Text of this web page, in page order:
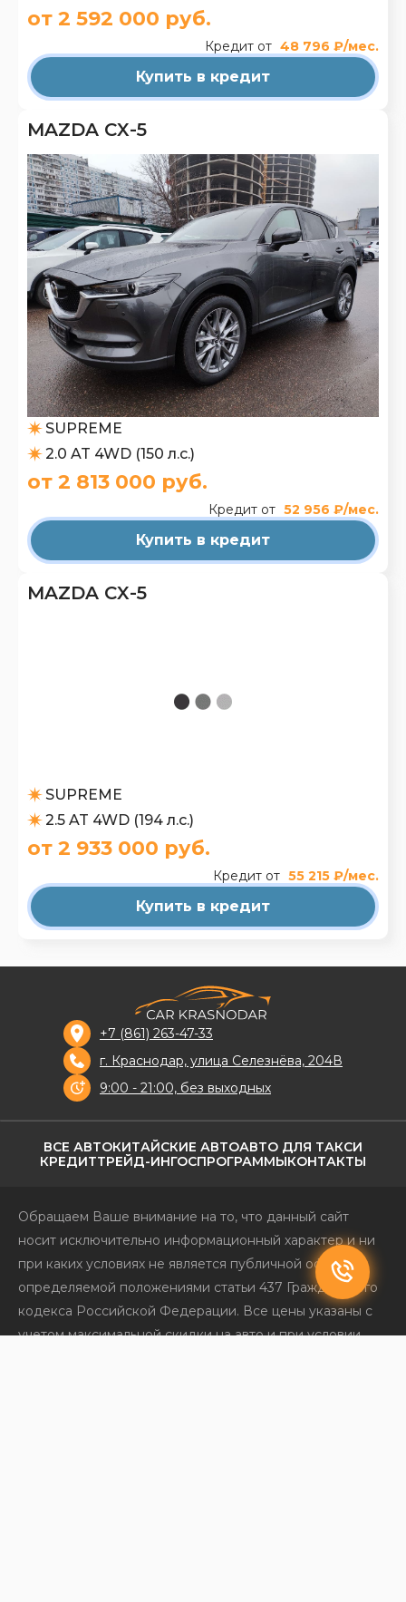
от 2 592 000 руб.
Кредит от 48 796 ₽/мес.
Купить в кредит
MAZDA CX-5
SUPREME
2.0 AT 4WD (150 л.с.)
от 2 813 000 руб.
Кредит от 52 956 ₽/мес.
Купить в кредит
MAZDA CX-5
SUPREME
2.5 AT 4WD (194 л.с.)
от 2 933 000 руб.
Кредит от 55 215 ₽/мес.
Купить в кредит
ВСЕ АВТОКИТАЙСКИЕ АВТОАВТО ДЛЯ ТАКСИ
КРЕДИТТРЕЙД-ИНГОСПРОГРАММЫКОНТАКТЫ
+7 (861) 263-47-33
г. Краснодар, улица Селезнёва, 204В
9:00 - 21:00, без выходных
Обращаем Ваше внимание на то, что данный сайт
носит исключительно информационный характер и ни
при каких условиях не является публичной офертой,
определяемой положениями статьи 437 Гражданского
кодекса Российской Федерации. Все цены указаны с
учетом максимальной скидки на авто и при условии